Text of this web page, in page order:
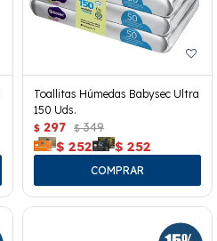
Toallitas Húmedas Babysec Ultra
150 Uds.
$ 297 $ 349
$ 252 $ 252